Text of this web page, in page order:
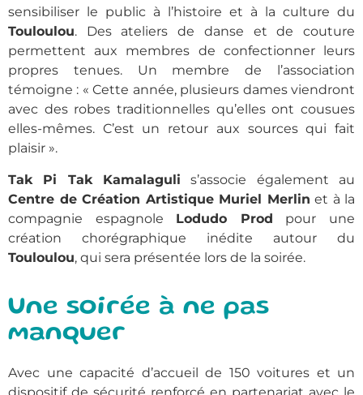
sensibiliser le public à l’histoire et à la culture du
Touloulou. Des ateliers de danse et de couture
permettent aux membres de confectionner leurs
propres tenues. Un membre de l’association
témoigne : « Cette année, plusieurs dames viendront
avec des robes traditionnelles qu’elles ont cousues
elles-mêmes. C’est un retour aux sources qui fait
plaisir ».
Tak Pi Tak Kamalaguli s’associe également au
Centre de Création Artistique Muriel Merlin et à la
compagnie espagnole Lodudo Prod pour une
création chorégraphique inédite autour du
Touloulou, qui sera présentée lors de la soirée.
Une soirée à ne pas
manquer
Avec une capacité d’accueil de 150 voitures et un